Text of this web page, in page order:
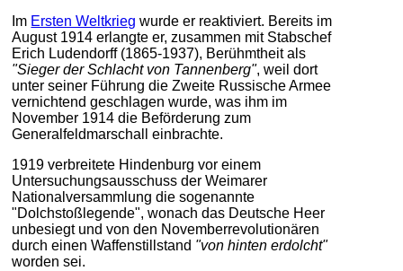
Im Ersten Weltkrieg wurde er reaktiviert. Bereits im
August 1914 erlangte er, zusammen mit Stabschef
Erich Ludendorff (1865-1937), Berühmtheit als
"Sieger der Schlacht von Tannenberg", weil dort
unter seiner Führung die Zweite Russische Armee
vernichtend geschlagen wurde, was ihm im
November 1914 die Beförderung zum
Generalfeldmarschall einbrachte.
1919 verbreitete Hindenburg vor einem
Untersuchungsausschuss der Weimarer
Nationalversammlung die sogenannte
"Dolchstoßlegende", wonach das Deutsche Heer
unbesiegt und von den Novemberrevolutionären
durch einen Waffenstillstand "von hinten erdolcht"
worden sei.